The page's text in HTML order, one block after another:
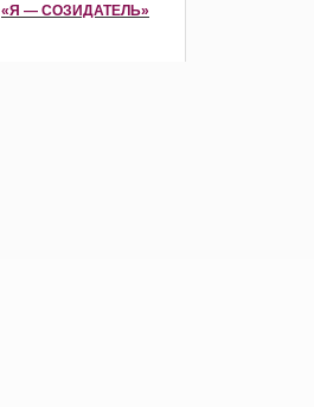
«Я — СОЗИДАТЕЛЬ»